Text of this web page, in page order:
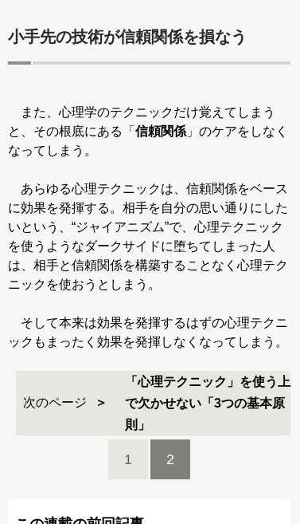
小手先の技術が信頼関係を損なう
また、心理学のテクニックだけ覚えてしまう
と、その根底にある「 信頼関係 」のケアをしなく
なってしまう。
あらゆる心理テクニックは、信頼関係をベース
に効果を発揮する。相手を自分の思い通りにした
いという、“ジャイアニズム”で、心理テクニック
を使うようなダークサイドに堕ちてしまった人
は、相手と信頼関係を構築することなく心理テク
ニックを使おうとしまう。
そして本来は効果を発揮するはずの心理テクニ
ックもまったく効果を発揮しなくなってしまう。
次のページ
「心理テクニック」を使う上
で欠かせない「3つの基本原
則」
1 2